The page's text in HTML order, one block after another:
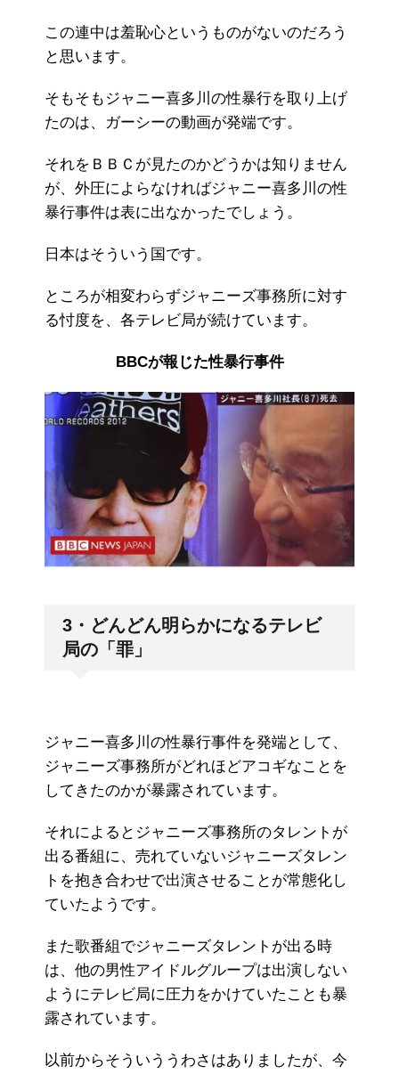
この連中は羞恥心というものがないのだろう
と思います。
そもそもジャニー喜多川の性暴行を取り上げ
たのは、ガーシーの動画が発端です。
それをＢＢＣが見たのかどうかは知りません
が、外圧によらなければジャニー喜多川の性
暴行事件は表に出なかったでしょう。
日本はそういう国です。
ところが相変わらずジャニーズ事務所に対す
る忖度を、各テレビ局が続けています。
BBCが報じた性暴行事件
3・どんどん明らかになるテレビ
局の「罪」
ジャニー喜多川の性暴行事件を発端として、
ジャニーズ事務所がどれほどアコギなことを
してきたのかが暴露されています。
それによるとジャニーズ事務所のタレントが
出る番組に、売れていないジャニーズタレン
トを抱き合わせで出演させることが常態化し
ていたようです。
また歌番組でジャニーズタレントが出る時
は、他の男性アイドルグループは出演しない
ようにテレビ局に圧力をかけていたことも暴
露されています。
以前からそういううわさはありましたが、今